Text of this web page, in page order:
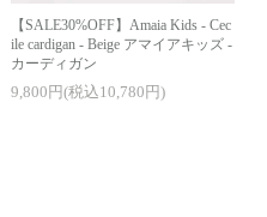
【SALE30%OFF】Amaia Kids - Cec
ile cardigan - Beige アマイアキッズ -
カーディガン
9,800円(税込10,780円)